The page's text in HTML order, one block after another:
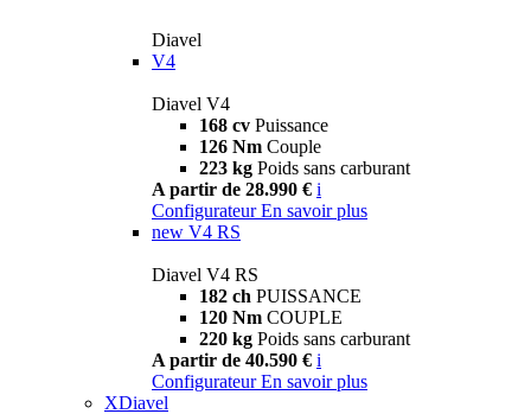
Diavel
V4
Diavel V4
168 cv Puissance
126 Nm Couple
223 kg Poids sans carburant
A partir de 28.990 € i
Configurateur En savoir plus
new V4 RS
Diavel V4 RS
182 ch PUISSANCE
120 Nm COUPLE
220 kg Poids sans carburant
A partir de 40.590 € i
Configurateur En savoir plus
XDiavel